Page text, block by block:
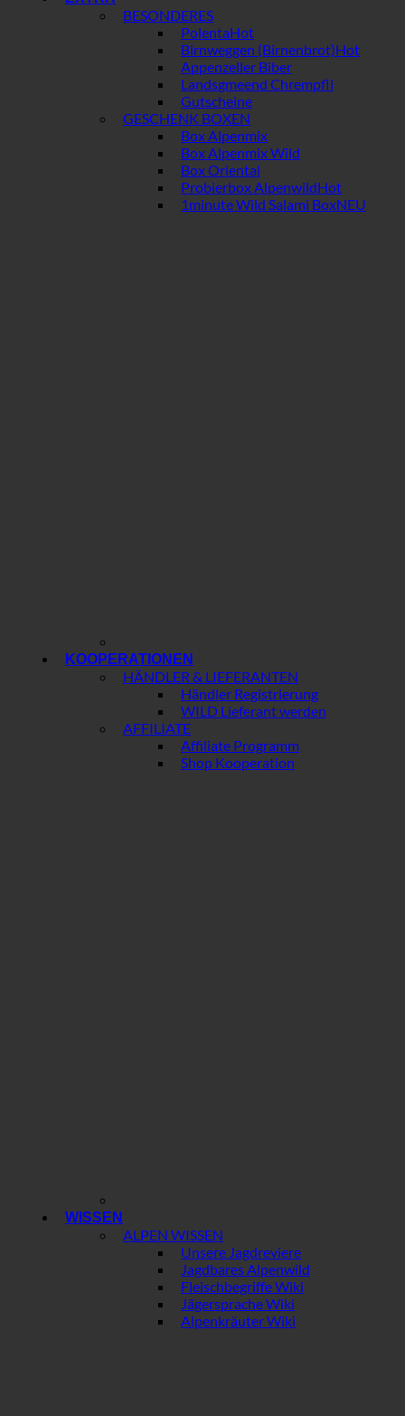
BESONDERES
Polenta
Birnweggen (Birnenbrot)
Appenzeller Biber
Landsgmeend Chrempfli
Gutscheine
GESCHENK BOXEN
Box Alpenmix
Box Alpenmix Wild
Box Oriental
Probierbox Alpenwild
1minute Wild Salami Box
KOOPERATIONEN
HÄNDLER & LIEFERANTEN
Händler Registrierung
WILD Lieferant werden
AFFILIATE
Affiliate Programm
Shop Kooperation
WISSEN
ALPEN WISSEN
Unsere Jagdreviere
Jagdbares Alpenwild
Fleischbegriffe Wiki
Jägersprache Wiki
Alpenkräuter Wiki